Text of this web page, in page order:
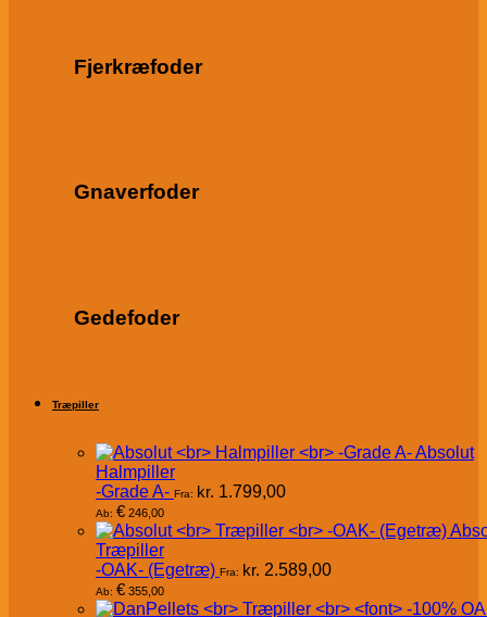
Fjerkræfoder
Gnaverfoder
Gedefoder
Træpiller
Absolut
Halmpiller
-Grade A- Fra: kr. 1.799,00
Ab: € 246,00
Træpiller
-OAK- (Egetræ) Fra: kr. 2.589,00
Ab: € 355,00